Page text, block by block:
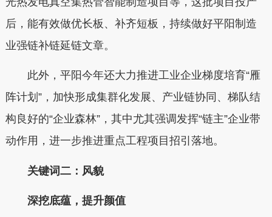
后，能有效做优长板、补齐短板，持续做好平阳制造
业强链补链延链文章。
此外，平阳今年还大力推进工业企业梯度培育“雁
阵计划”，加快形成集群化发展、产业链协同、梯队结
构良好的“企业森林”，其中尤其强调发挥“链主”企业带
动作用，进一步推进重点工程项目招引落地。
关键词二：风貌
深挖底蕴，提升颜值